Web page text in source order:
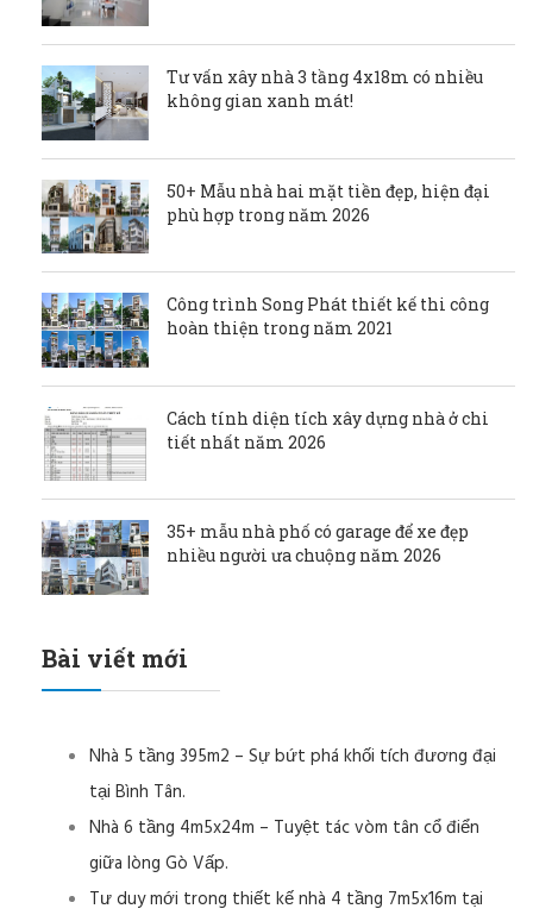
Tư vấn xây nhà 3 tầng 4x18m có nhiều
không gian xanh mát!
50+ Mẫu nhà hai mặt tiền đẹp, hiện đại
phù hợp trong năm 2026
Công trình Song Phát thiết kế thi công
hoàn thiện trong năm 2021
Cách tính diện tích xây dựng nhà ở chi
tiết nhất năm 2026
35+ mẫu nhà phố có garage để xe đẹp
nhiều người ưa chuộng năm 2026
Bài viết mới
Nhà 5 tầng 395m2 – Sự bứt phá khối tích đương đại
tại Bình Tân.
Nhà 6 tầng 4m5x24m – Tuyệt tác vòm tân cổ điển
giữa lòng Gò Vấp.
Tư duy mới trong thiết kế nhà 4 tầng 7m5x16m tại